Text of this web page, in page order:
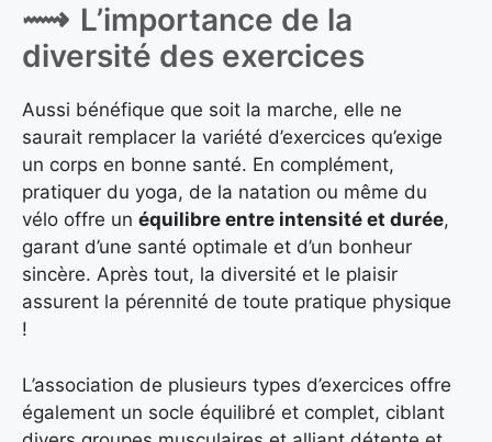
L’importance de la
diversité des exercices
Aussi bénéfique que soit la marche, elle ne
saurait remplacer la variété d’exercices qu’exige
un corps en bonne santé. En complément,
pratiquer du yoga, de la natation ou même du
vélo offre un équilibre entre intensité et durée,
garant d’une santé optimale et d’un bonheur
sincère. Après tout, la diversité et le plaisir
assurent la pérennité de toute pratique physique
!
L’association de plusieurs types d’exercices offre
également un socle équilibré et complet, ciblant